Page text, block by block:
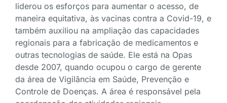
liderou os esforços para aumentar o acesso, de
maneira equitativa, às vacinas contra a Covid-19, e
também auxiliou na ampliação das capacidades
regionais para a fabricação de medicamentos e
outras tecnologias de saúde. Ele está na Opas
desde 2007, quando ocupou o cargo de gerente
da área de Vigilância em Saúde, Prevenção e
Controle de Doenças. A área é responsável pela